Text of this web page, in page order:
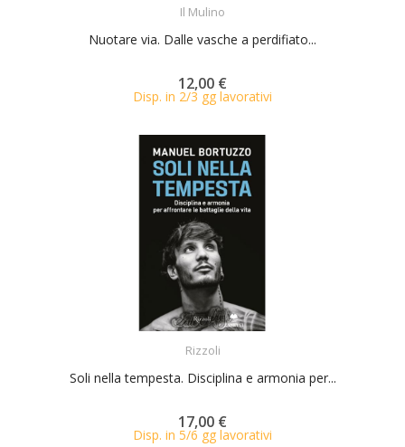
Il Mulino
Nuotare via. Dalle vasche a perdifiato...
12,00 €
Disp. in 2/3 gg lavorativi
Rizzoli
Soli nella tempesta. Disciplina e armonia per...
17,00 €
Disp. in 5/6 gg lavorativi